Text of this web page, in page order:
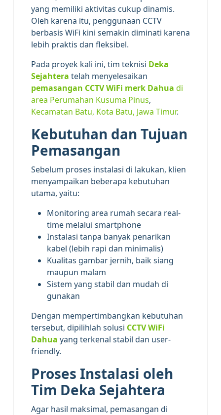
yang memiliki aktivitas cukup dinamis.
Oleh karena itu, penggunaan CCTV
berbasis WiFi kini semakin diminati karena
lebih praktis dan fleksibel.
Pada proyek kali ini, tim teknisi Deka
Sejahtera telah menyelesaikan
pemasangan CCTV WiFi merk Dahua di
area Perumahan Kusuma Pinus,
Kecamatan Batu, Kota Batu, Jawa Timur.
Kebutuhan dan Tujuan
Pemasangan
Sebelum proses instalasi di lakukan, klien
menyampaikan beberapa kebutuhan
utama, yaitu:
Monitoring area rumah secara real-
time melalui smartphone
Instalasi tanpa banyak penarikan
kabel (lebih rapi dan minimalis)
Kualitas gambar jernih, baik siang
maupun malam
Sistem yang stabil dan mudah di
gunakan
Dengan mempertimbangkan kebutuhan
tersebut, dipilihlah solusi CCTV WiFi
Dahua yang terkenal stabil dan user-
friendly.
Proses Instalasi oleh
Tim Deka Sejahtera
Agar hasil maksimal, pemasangan di